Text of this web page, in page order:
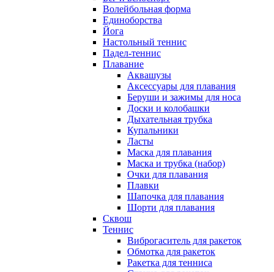
Волейбольная форма
Единоборства
Йога
Настольный теннис
Падел-теннис
Плавание
Аквашузы
Аксессуары для плавания
Беруши и зажимы для носа
Доски и колобашки
Дыхательная трубка
Купальники
Ласты
Маска для плавания
Маска и трубка (набор)
Очки для плавания
Плавки
Шапочка для плавания
Шорти для плавания
Сквош
Теннис
Виброгаситель для ракеток
Обмотка для ракеток
Ракетка для тенниса